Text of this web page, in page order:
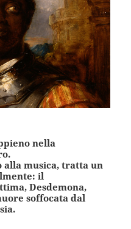
nella
alla musica, tratta un
il
Desdemona,
soffocata dal